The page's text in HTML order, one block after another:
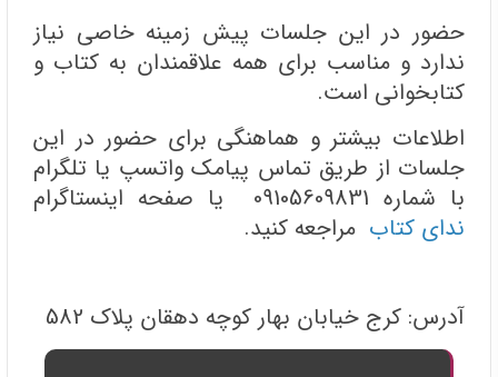
حضور در این جلسات پیش زمینه خاصی نیاز
ندارد و مناسب برای همه علاقمندان به کتاب و
کتابخوانی است.
اطلاعات بیشتر و هماهنگی برای حضور در این
جلسات از طریق تماس پیامک واتسپ یا تلگرام
با شماره 09105609831 یا صفحه اینستاگرام
ندای کتاب مراجعه کنید.
آدرس: کرج خیابان بهار کوچه دهقان پلاک 582